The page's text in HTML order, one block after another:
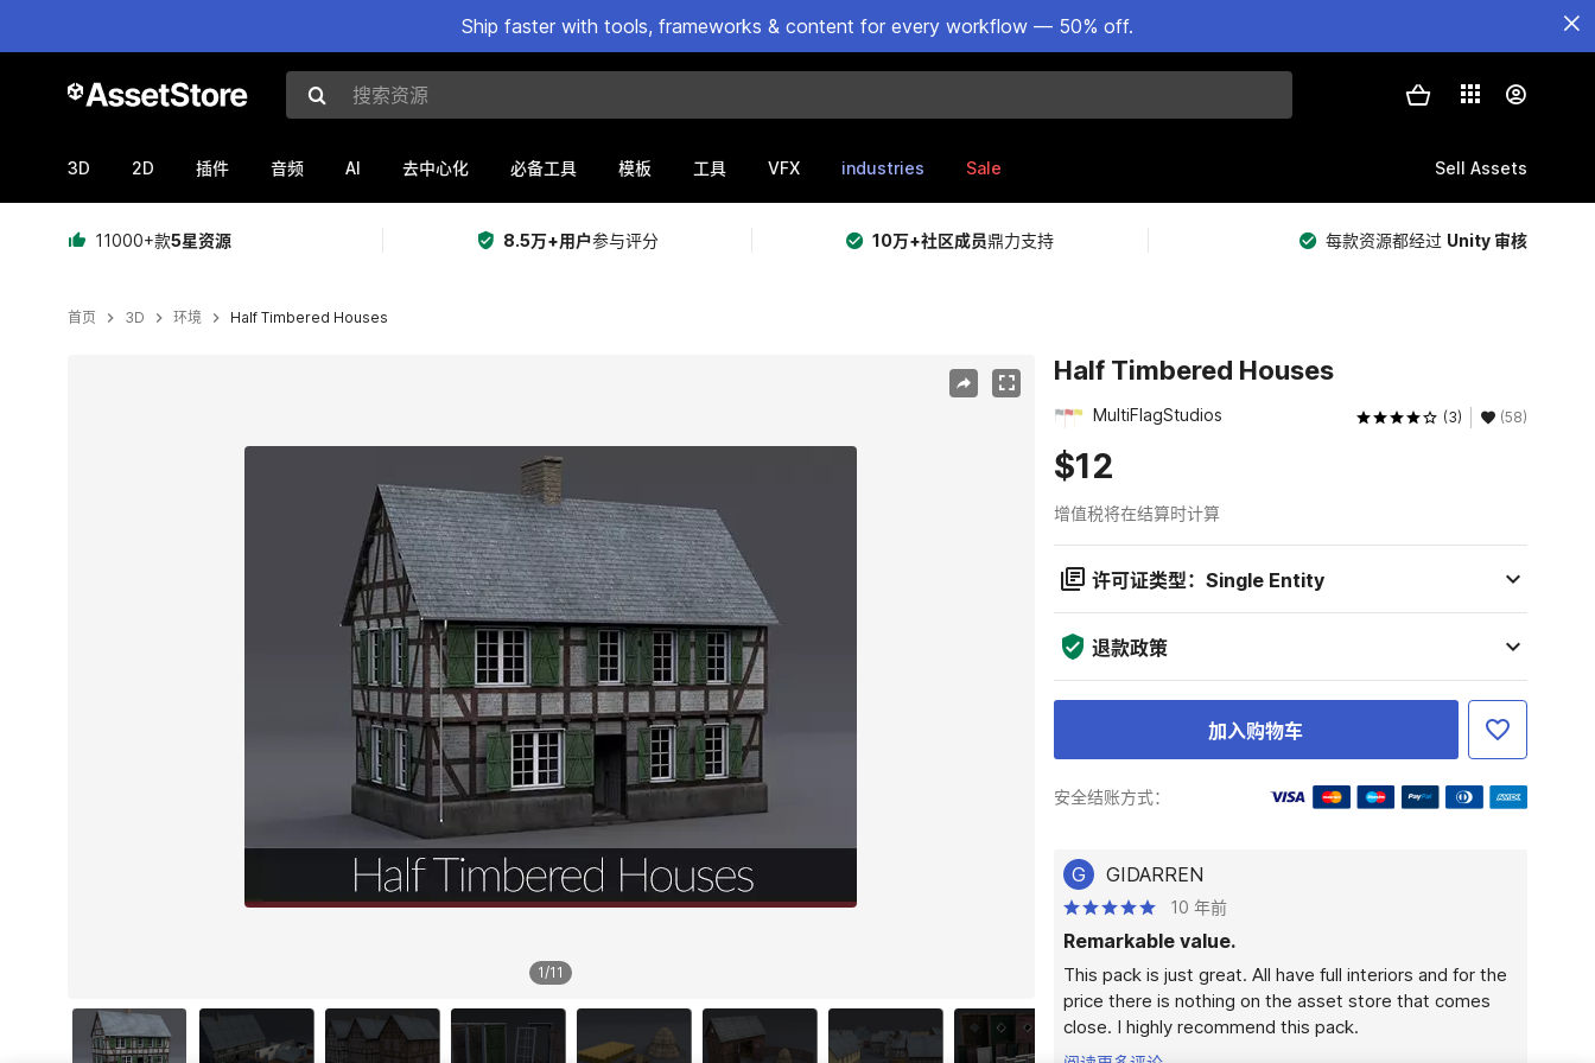
Ship faster with tools, frameworks & content for every workflow — 50% off.
搜索资源
3D 2D 插件 音频 AI 去中心化 必备工具 模板 工具 VFX industries Sale Sell Assets
11000+款5星资源 8.5万+用户参与评分 10万+社区成员鼎力支持 每款资源都经过 Unity 审核
首页 3D 环境 Half Timbered Houses
1/11
Half Timbered Houses
MultiFlagStudios (3) (58)
$12
增值税将在结算时计算
许可证类型：Single Entity
退款政策
加入购物车
安全结账方式：
G GIDARREN
10 年前
Remarkable value.
This pack is just great. All have full interiors and for the
price there is nothing on the asset store that comes
close. I highly recommend this pack.